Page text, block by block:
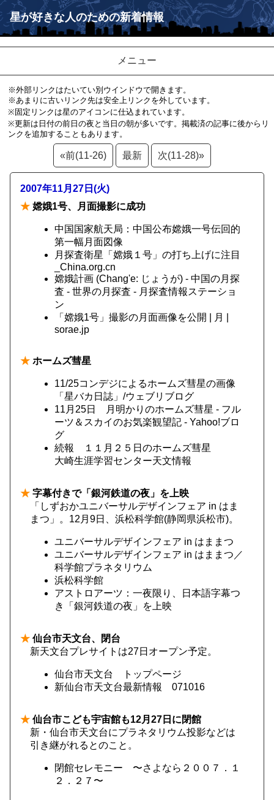
星が好きな人のための新着情報
メニュー
※外部リンクはたいてい別ウインドウで開きます。
※あまりに古いリンク先は安全上リンクを外しています。
※固定リンクは星のアイコンに仕込まれています。
※更新は日付の前日の夜と当日の朝が多いです。掲載済の記事に後からリ
ンクを追加することもあります。
«前(11-26) 最新 次(11-28)»
2007年11月27日(火)
★ 嫦娥1号、月面撮影に成功
中国国家航天局：中国公布嫦娥一号伝回的
第一幅月面図像
月探査衛星「嫦娥１号」の打ち上げに注目
_China.org.cn
嫦娥計画 (Chang'e: じょうが) - 中国の月探
査 - 世界の月探査 - 月探査情報ステーショ
ン
「嫦娥1号」撮影の月面画像を公開 | 月 |
sorae.jp
★ ホームズ彗星
11/25コンデジによるホームズ彗星の画像
「星バカ日誌」/ウェブリブログ
11月25日 月明かりのホームズ彗星 - フル
ーツ＆スカイのお気楽観望記 - Yahoo!ブロ
グ
続報 １１月２５日のホームズ彗星
大崎生涯学習センター天文情報
★ 字幕付きで「銀河鉄道の夜」を上映
「しずおかユニバーサルデザインフェア in はま
まつ」。12月9日、浜松科学館(静岡県浜松市)。
ユニバーサルデザインフェア in はままつ
ユニバーサルデザインフェア in はままつ／
科学館プラネタリウム
浜松科学館
アストロアーツ：一夜限り、日本語字幕つ
き「銀河鉄道の夜」を上映
★ 仙台市天文台、閉台
新天文台プレサイトは27日オープン予定。
仙台市天文台 トップページ
新仙台市天文台最新情報 071016
★ 仙台市こども宇宙館も12月27日に閉館
新・仙台市天文台にプラネタリウム投影などは
引き継がれるとのこと。
閉館セレモニー 〜さよなら２００７．１
２．２７〜